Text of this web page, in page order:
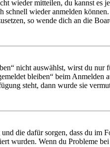
wieder mitteilen, du kannst es
schnell wieder anmelden können.
so wende dich an die
nicht auswählst, wirst du
bleiben“ beim
steht, dann wurde sie
die dafür sorgen, dass du
wurden. Wenn du Probleme